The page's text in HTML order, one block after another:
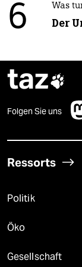
6 Was
Der
taz
Folgen Sie uns
Ressorts
Politik
Öko
Gesellschaft